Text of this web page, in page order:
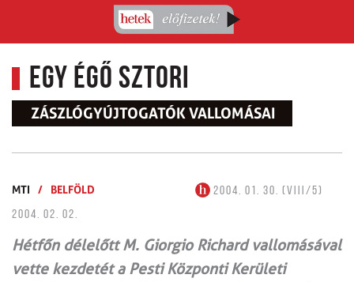
Egy égő sztori
ZÁSZLÓGYÚJTOGATÓK VALLOMÁSAI
MTI / BELFÖLD
2004. 01. 30. (VIII/5)
2004. 02. 02.
Hétfőn délelőtt M. Giorgio Richard vallomásával
vette kezdetét a Pesti Központi Kerületi